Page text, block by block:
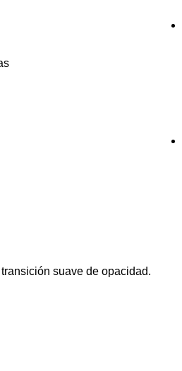
suave de opacidad.